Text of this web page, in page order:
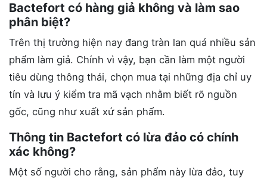
Bactefort có hàng giả không và làm sao
phân biệt?
Trên thị trường hiện nay đang tràn lan quá nhiều sản
phẩm làm giả. Chính vì vậy, bạn cần làm một người
tiêu dùng thông thái, chọn mua tại những địa chỉ uy
tín và lưu ý kiểm tra mã vạch nhằm biết rõ nguồn
gốc, cũng như xuất xứ sản phẩm.
Thông tin Bactefort có lừa đảo có chính
xác không?
Một số người cho rằng, sản phẩm này lừa đảo, tuy